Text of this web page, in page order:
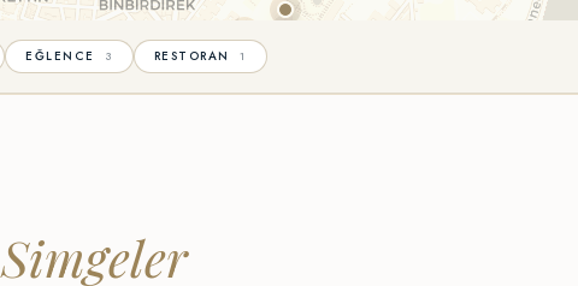
EĞLENCE 3 RESTORAN 1
Simgeler